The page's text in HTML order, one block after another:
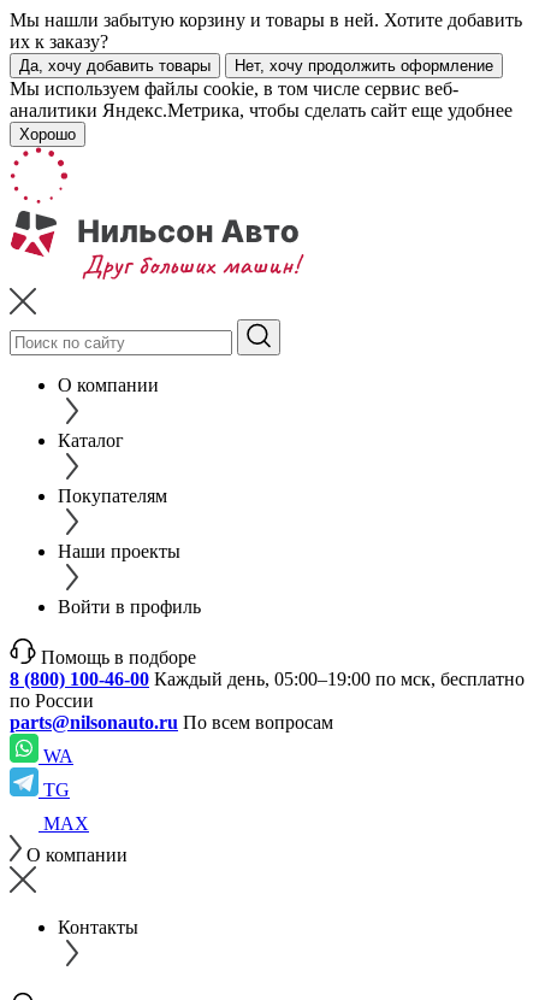
Мы нашли забытую корзину и товары в ней. Хотите добавить
их к заказу?
Да, хочу добавить товары Нет, хочу продолжить оформление
Мы используем файлы cookie, в том числе сервис веб-
аналитики Яндекс.Метрика, чтобы сделать сайт еще удобнее
Хорошо
О компании
Каталог
Покупателям
Наши проекты
Войти в профиль
Помощь в подборе
8 (800) 100-46-00 Каждый день, 05:00–19:00 по мск, бесплатно
по России
parts@nilsonauto.ru По всем вопросам
WA
TG
MAX
О компании
Контакты